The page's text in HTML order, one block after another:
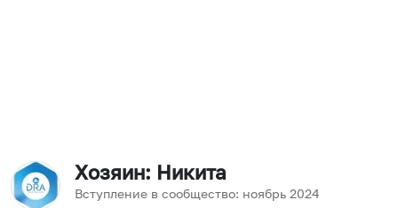
Хозяин: Никита
Вступление в сообщество: ноябрь 2024